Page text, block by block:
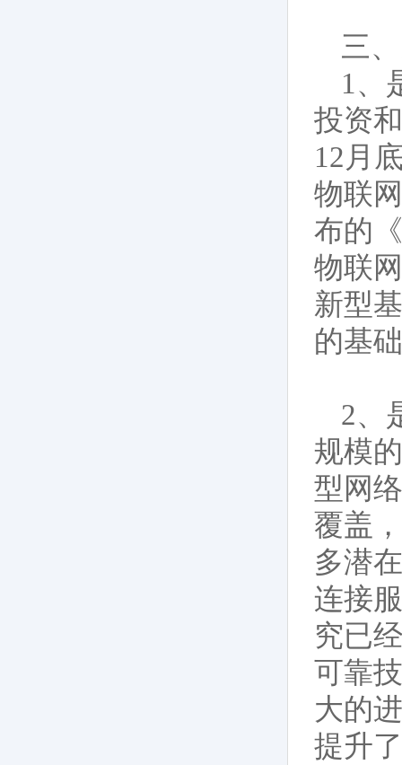
三
1、
投资
12月
物联
布的
物联
新型
的基
2、
规模
型网
覆盖
多潜
连接
究已
可靠
大的
提升